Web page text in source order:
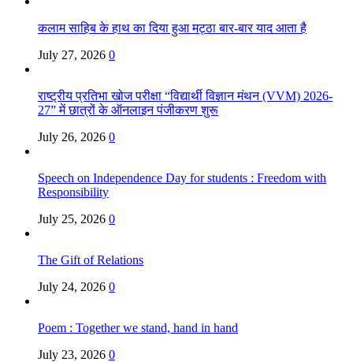
कलाम साहिब के हाथ का दिया हुआ मट्ठा बार-बार याद आता है
July 27, 2026 0
राष्ट्रीय प्रतिभा खोज परीक्षा “विद्यार्थी विज्ञान मंथन (VVM) 2026-
27” में छात्रों के ऑनलाइन पंजीकरण शुरू
July 26, 2026 0
Speech on Independence Day for students : Freedom with
Responsibility
July 25, 2026 0
The Gift of Relations
July 24, 2026 0
Poem : Together we stand, hand in hand
July 23, 2026 0